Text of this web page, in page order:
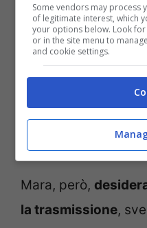
La conduttrice ha le idee
ecco chi vorrebbe al suo
Mara, però,
la trasmissione,
Some vendors may process
of legitimate interest, which
your options below. Look
or in the site menu to
and cookie settings.